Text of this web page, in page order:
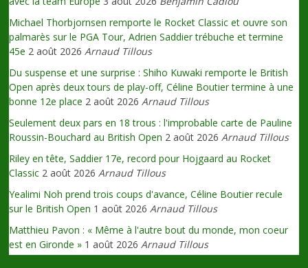
Michael Thorbjornsen remporte le Rocket Classic et ouvre son
palmarès sur le PGA Tour, Adrien Saddier trébuche et termine
45e 2 août 2026 Arnaud Tillous
Du suspense et une surprise : Shiho Kuwaki remporte le British
Open après deux tours de play-off, Céline Boutier termine à une
bonne 12e place 2 août 2026 Arnaud Tillous
Seulement deux pars en 18 trous : l'improbable carte de Pauline
Roussin-Bouchard au British Open 2 août 2026 Arnaud Tillous
Riley en tête, Saddier 17e, record pour Hojgaard au Rocket
Classic 2 août 2026 Arnaud Tillous
Yealimi Noh prend trois coups d'avance, Céline Boutier recule
sur le British Open 1 août 2026 Arnaud Tillous
Matthieu Pavon : « Même à l'autre bout du monde, mon coeur
est en Gironde » 1 août 2026 Arnaud Tillous